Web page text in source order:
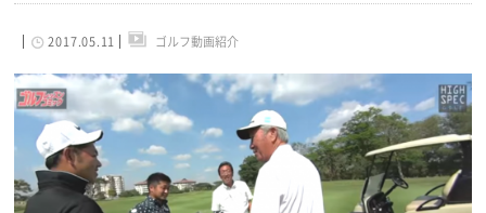
2017.05.11 ゴルフ動画紹介